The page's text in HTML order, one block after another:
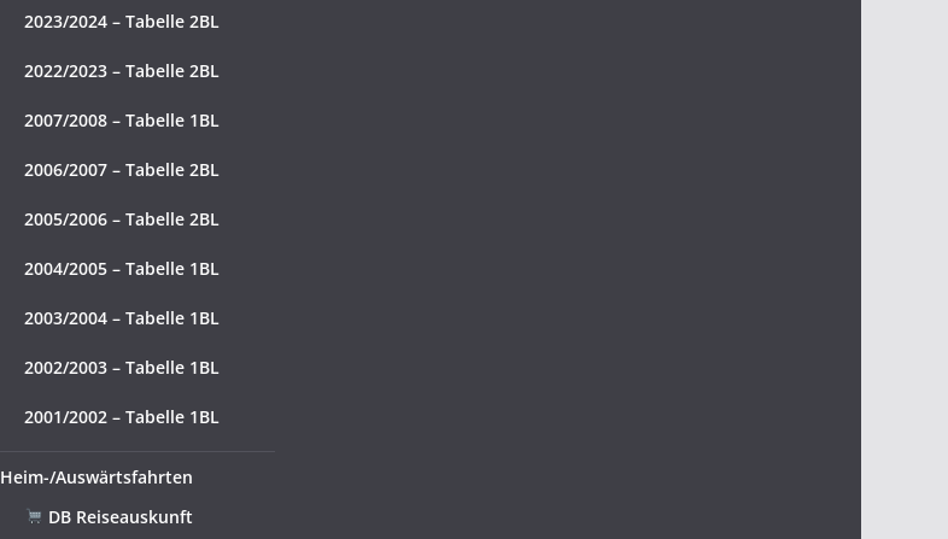
2023/2024 – Tabelle 2BL
2022/2023 – Tabelle 2BL
2007/2008 – Tabelle 1BL
2006/2007 – Tabelle 2BL
2005/2006 – Tabelle 2BL
2004/2005 – Tabelle 1BL
2003/2004 – Tabelle 1BL
2002/2003 – Tabelle 1BL
2001/2002 – Tabelle 1BL
Heim-/Auswärtsfahrten
DB Reiseauskunft